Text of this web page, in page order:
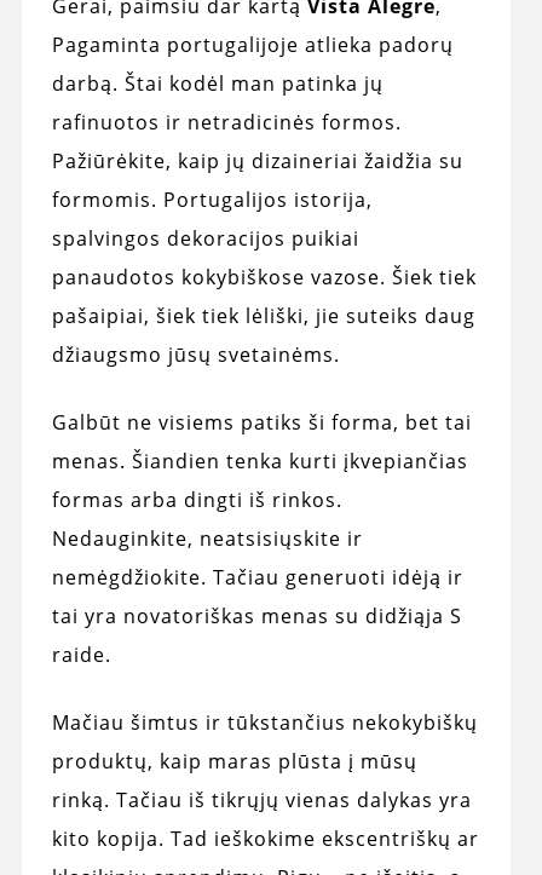
Gerai, paimsiu dar kartą Vista Alegre,
Pagaminta portugalijoje atlieka padorų
darbą. Štai kodėl man patinka jų
rafinuotos ir netradicinės formos.
Pažiūrėkite, kaip jų dizaineriai žaidžia su
formomis. Portugalijos istorija,
spalvingos dekoracijos puikiai
panaudotos kokybiškose vazose. Šiek tiek
pašaipiai, šiek tiek lėliški, jie suteiks daug
džiaugsmo jūsų svetainėms.
Galbūt ne visiems patiks ši forma, bet tai
menas. Šiandien tenka kurti įkvepiančias
formas arba dingti iš rinkos.
Nedauginkite, neatsisiųskite ir
nemėgdžiokite. Tačiau generuoti idėją ir
tai yra novatoriškas menas su didžiąja S
raide.
Mačiau šimtus ir tūkstančius nekokybiškų
produktų, kaip maras plūsta į mūsų
rinką. Tačiau iš tikrųjų vienas dalykas yra
kito kopija. Tad ieškokime ekscentriškų ar